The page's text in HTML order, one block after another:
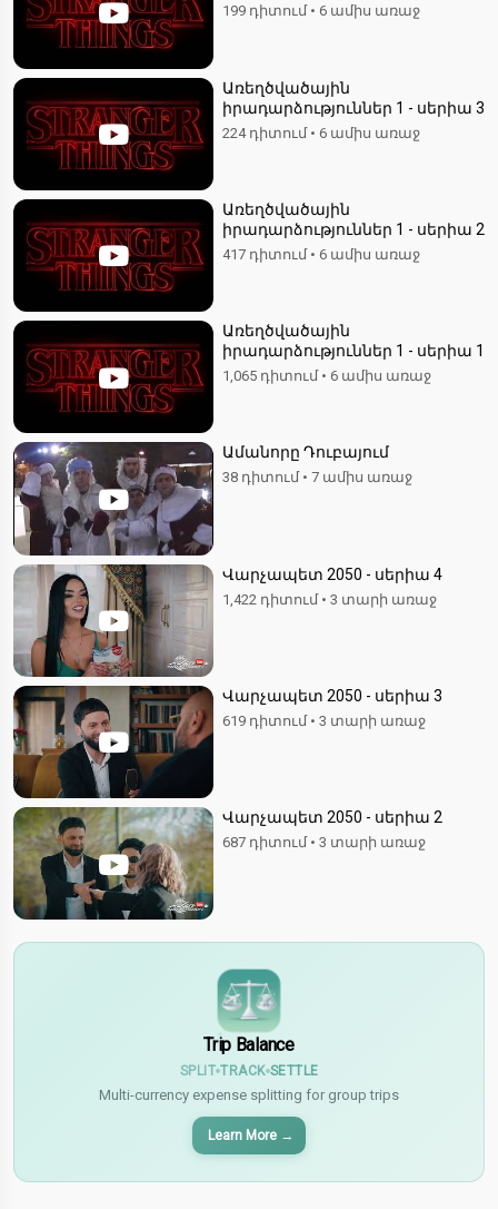
199 դիտում• 6 ամիս առաջ
Առեղծվածային
իրադարձություններ 1 - սերիա 3
224 դիտում• 6 ամիս առաջ
Առեղծվածային
իրադարձություններ 1 - սերիա 2
417 դիտում• 6 ամիս առաջ
Առեղծվածային
իրադարձություններ 1 - սերիա 1
1,065 դիտում• 6 ամիս առաջ
Ամանորը Դուբայում
38 դիտում• 7 ամիս առաջ
Վարչապետ 2050 - սերիա 4
1,422 դիտում• 3 տարի առաջ
Վարչապետ 2050 - սերիա 3
619 դիտում• 3 տարի առաջ
Վարչապետ 2050 - սերիա 2
687 դիտում• 3 տարի առաջ
Trip Balance
SPLIT TRACK SETTLE
Multi-currency expense splitting for group trips
Learn More →
¥